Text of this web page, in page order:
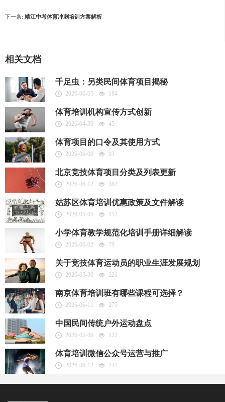
下一条: 靖江中考体育冲刺培训方案解析
相关文档
千足虫：另类民间体育项目揭秘
2026-06-05 184
体育培训机构宣传方式创新
2026-04-30 45
体育项目的口令及其使用方式
2026-06-09 93
北京竞技体育项目分类及列表更新
2026-06-12 382
姑苏区体育培训优惠政策及文件解读
2026-05-05 152
小学体育教学规范化培训手册详细解读
2026-06-02 79
关于竞技体育运动员的职业生涯发展规划
2026-05-30 221
南京体育培训班有哪些课程可选择？
2026-06-11 275
中国民间传统户外运动盘点
2026-05-06 122
体育培训微信公众号运营与推广
2026-06-12 241